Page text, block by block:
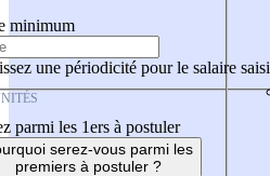
minimum
une périodicité pour le salaire saisi
parmi les 1ers à postuler
serez-vous parmi les
premiers à postuler ?